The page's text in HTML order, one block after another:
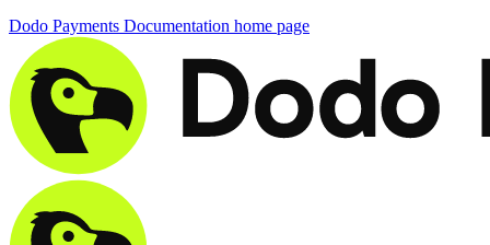
Dodo Payments Documentation home page